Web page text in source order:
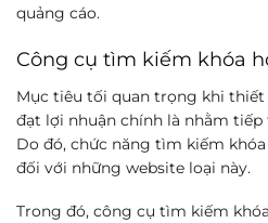
quảng cáo.
Công cụ tìm kiếm khóa
Mục tiêu tối quan trọng khi
đạt lợi nhuận chính là nhằm
Do đó, chức năng tìm kiếm
đối với những website loại này.
Trong đó, công cụ tìm kiếm